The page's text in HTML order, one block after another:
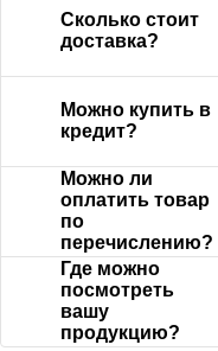
Сколько стоит
доставка?
Можно купить в
кредит?
Можно ли
оплатить товар
по
перечислению?
Где можно
посмотреть
вашу
продукцию?